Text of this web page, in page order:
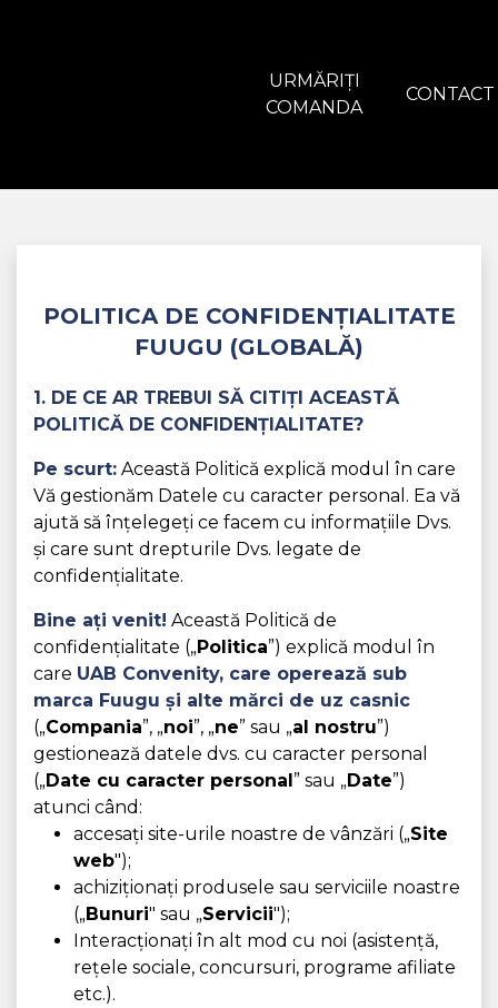
URMĂRIȚI
COMANDA
CONTACT
POLITICA DE CONFIDENȚIALITATE
FUUGU (GLOBALĂ)
1. DE CE AR TREBUI SĂ CITIȚI ACEASTĂ
POLITICĂ DE CONFIDENȚIALITATE?
Pe scurt: Această Politică explică modul în care
Vă gestionăm Datele cu caracter personal. Ea vă
ajută să înțelegeți ce facem cu informațiile Dvs.
și care sunt drepturile Dvs. legate de
confidențialitate.
Bine ați venit! Această Politică de
confidențialitate („Politica”) explică modul în
care UAB Convenity, care operează sub
marca Fuugu și alte mărci de uz casnic
(„Compania”, „noi”, „ne” sau „al nostru”)
gestionează datele dvs. cu caracter personal
(„Date cu caracter personal” sau „Date”)
atunci când:
accesați site-urile noastre de vânzări („Site
web");
achiziționați produsele sau serviciile noastre
(„Bunuri" sau „Servicii");
Interacționați în alt mod cu noi (asistență,
rețele sociale, concursuri, programe afiliate
etc.).